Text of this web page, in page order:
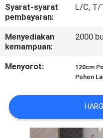
KAMI
BERITA
MINTA
PENAWARAN
Syarat-syarat
pembayaran:
L/C, T/
Menyediakan
kemampuan:
2000
Menyorot: 120cm
Pohon